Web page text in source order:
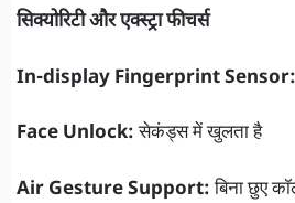
सिक्योरिटी और एक्स्ट्रा फीचर्स
In-display Fingerprint Sensor:
Face Unlock:सेकंड्स में खुलता है
Air Gesture Support:बिना छुए